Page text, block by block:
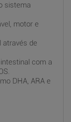
sistema
motor e
através de
com a
DHA, ARA e